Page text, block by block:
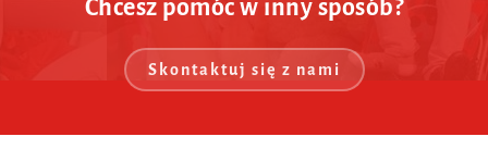
Chcesz pomóc w inny sposób?
Skontaktuj się z nami